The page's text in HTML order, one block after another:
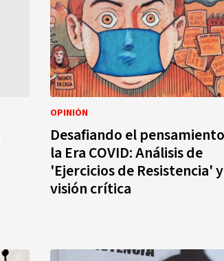
OPINIÓN
Desafiando el
la Era COVID: Análisis de
'Ejercicios de Resistencia'
visión crítica